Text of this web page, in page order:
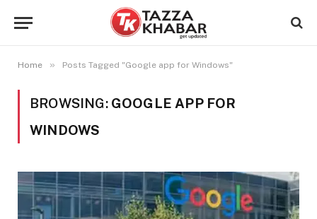
Home » Posts Tagged "Google app for Windows"
BROWSING: GOOGLE APP FOR
WINDOWS